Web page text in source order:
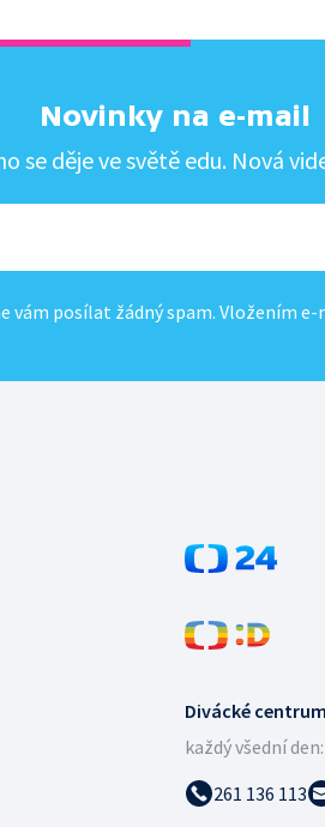
Novinky na e-mail
se děje ve světě edu. Nová
vám posílat žádný spam. Vložením